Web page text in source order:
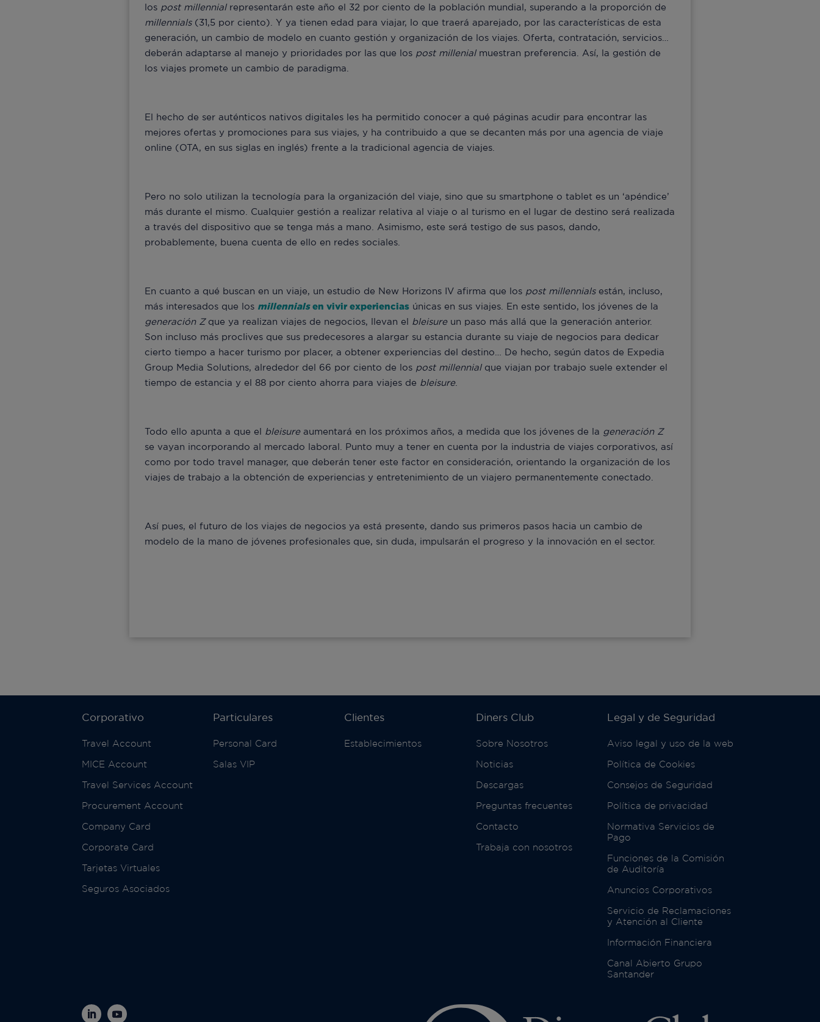
los post millennial representarán este año el 32 por ciento de la población mundial, superando a la proporción de
millennials (31,5 por ciento). Y ya tienen edad para viajar, lo que traerá aparejado, por las características de esta
generación, un cambio de modelo en cuanto gestión y organización de los viajes. Oferta, contratación, servicios…
deberán adaptarse al manejo y prioridades por las que los post millenialmuestran preferencia. Así, la gestión de
los viajes promete un cambio de paradigma.
El hecho de ser auténticos nativos digitales les ha permitido conocer a qué páginas acudir para encontrar las
mejores ofertas y promociones para sus viajes, y ha contribuido a que se decanten más por una agencia de viaje
online (OTA, en sus siglas en inglés) frente a la tradicional agencia de viajes.
Pero no solo utilizan la tecnología para la organización del viaje, sino que su smartphone o tablet es un ‘apéndice’
más durante el mismo. Cualquier gestión a realizar relativa al viaje o al turismo en el lugar de destino será realizada
a través del dispositivo que se tenga más a mano. Asimismo, este será testigo de sus pasos, dando,
probablemente, buena cuenta de ello en redes sociales.
En cuanto a qué buscan en un viaje, un estudio de New Horizons IV afirma que los post millennialsestán, incluso,
más interesados que los millennialsen vivir experiencias únicas en sus viajes. En este sentido, los jóvenes de la
generación Z que ya realizan viajes de negocios, llevan el bleisure un paso más allá que la generación anterior.
Son incluso más proclives que sus predecesores a alargar su estancia durante su viaje de negocios para dedicar
cierto tiempo a hacer turismo por placer, a obtener experiencias del destino… De hecho, según datos de Expedia
Group Media Solutions, alrededor del 66 por ciento de los post millennial que viajan por trabajo suele extender el
tiempo de estancia y el 88 por ciento ahorra para viajes de bleisure.
Todo ello apunta a que el bleisure aumentará en los próximos años, a medida que los jóvenes de la generación Z
se vayan incorporando al mercado laboral. Punto muy a tener en cuenta por la industria de viajes corporativos, así
como por todo travel manager, que deberán tener este factor en consideración, orientando la organización de los
viajes de trabajo a la obtención de experiencias y entretenimiento de un viajero permanentemente conectado.
Así pues, el futuro de los viajes de negocios ya está presente, dando sus primeros pasos hacia un cambio de
modelo de la mano de jóvenes profesionales que, sin duda, impulsarán el progreso y la innovación en el sector.
Corporativo
Travel Account
MICE Account
Travel Services Account
Procurement Account
Company Card
Corporate Card
Tarjetas Virtuales
Seguros Asociados
Particulares
Personal Card
Salas VIP
Clientes
Establecimientos
Diners Club
Sobre Nosotros
Noticias
Descargas
Preguntas frecuentes
Contacto
Trabaja con nosotros
Legal y de Seguridad
Aviso legal y uso de la web
Política de Cookies
Consejos de Seguridad
Política de privacidad
Normativa Servicios de
Pago
Funciones de la Comisión
de Auditoría
Anuncios Corporativos
Servicio de Reclamaciones
y Atención al Cliente
Información Financiera
Canal Abierto Grupo
Santander